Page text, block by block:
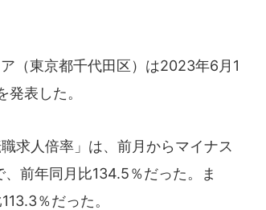
（東京都千代田区）は2023年6月1
発表した。
求人倍率」は、前月からマイナス
前年同月比134.5％だった。ま
％だった。